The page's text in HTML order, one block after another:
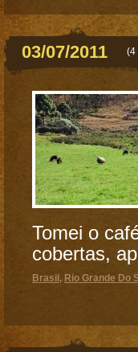
03/07/2011 (4
Tomei o
cobertas,
Brasil , Rio Grande Do